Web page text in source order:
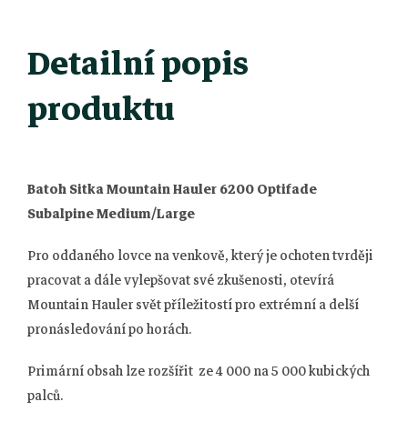
Detailní popis
produktu
Batoh Sitka Mountain Hauler 6200 Optifade
Subalpine Medium/Large
Pro oddaného lovce na venkově, který je ochoten tvrději
pracovat a dále vylepšovat své zkušenosti, otevírá
Mountain Hauler svět příležitostí pro extrémní a delší
pronásledování po horách.
Primární obsah lze rozšířit ze 4 000 na 5 000 kubických
palců.